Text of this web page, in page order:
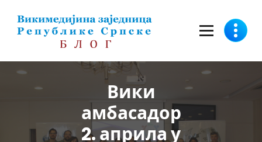
садржај
Вики
амбасадор
2. априла у